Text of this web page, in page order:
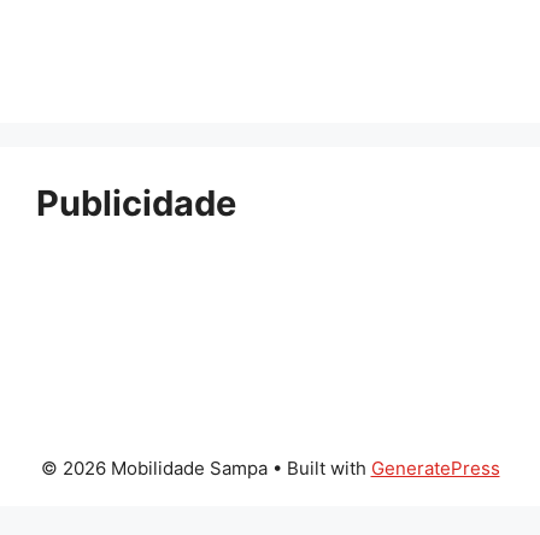
Publicidade
© 2026 Mobilidade Sampa• Built with GeneratePress